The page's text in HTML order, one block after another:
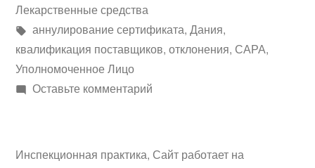
в
Лекарственные средства
Метки:
аннулирование сертификата, Дания,
квалификация поставщиков, отклонения, САРА,
Уполномоченное Лицо
Оставьте комментарийк
нарушении
Инспекционная практика, Сайт работает на